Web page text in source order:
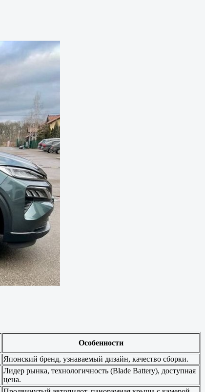
Особенности
Японский бренд, узнаваемый дизайн, качество сборки.
Лидер рынка, технологичность (Blade Battery), доступная
цена.